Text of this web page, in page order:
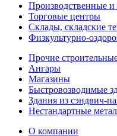
Производственные
Торговые центры
Склады, складские
Физкультурно-
Прочие
Ангары
Магазины
Быстровозводимые
Здания из сэндвич-
Нестандартные
О компании